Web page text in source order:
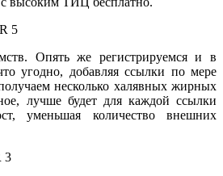
5
Опять же регистрируемся и в
угодно, добавляя ссылки по мере
несколько халявных жирных
лучше будет для каждой ссылки
уменьшая количество внешних
3